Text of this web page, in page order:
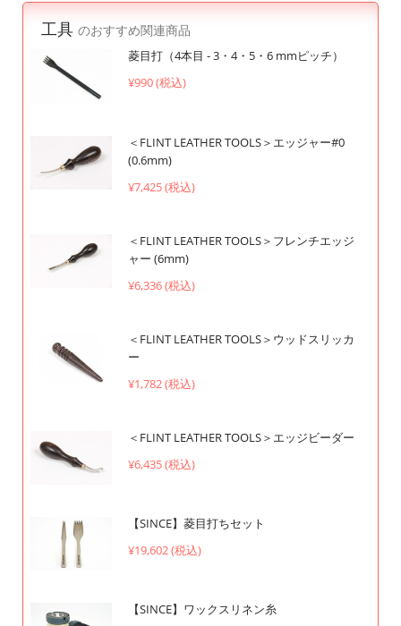
工具 のおすすめ関連商品
菱目打（4本目 - 3・4・5・6 mmピッチ）
¥990 (税込)
＜FLINT LEATHER TOOLS＞エッジャー#0
(0.6mm)
¥7,425 (税込)
＜FLINT LEATHER TOOLS＞フレンチエッジ
ャー (6mm)
¥6,336 (税込)
＜FLINT LEATHER TOOLS＞ウッドスリッカ
ー
¥1,782 (税込)
＜FLINT LEATHER TOOLS＞エッジビーダー
¥6,435 (税込)
【SINCE】菱目打ちセット
¥19,602 (税込)
【SINCE】ワックスリネン糸